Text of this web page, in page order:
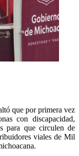
que por primera vez
con discapacidad,
para que circulen de
viales de Mil